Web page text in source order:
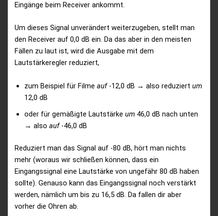
Eingänge beim Receiver ankommt.
Um dieses Signal unverändert weiterzugeben, stellt man
den Receiver auf 0,0 dB ein. Da das aber in den meisten
Fällen zu laut ist, wird die Ausgabe mit dem
Lautstärkeregler reduziert,
zum Beispiel für Filmeauf-12,0 dB → also reduziertum
12,0 dB
oder für gemäßigte Lautstärkeum 46,0 dB nach unten
→ alsoauf-46,0 dB
Reduziert man das Signal auf -80 dB, hört man nichts
mehr (woraus wir schließen können, dass ein
Eingangssignal eine Lautstärke von ungefähr 80 dB haben
sollte). Genauso kann das Eingangssignal noch verstärkt
werden, nämlich um bis zu 16,5 dB. Da fallen dir aber
vorher die Ohren ab.